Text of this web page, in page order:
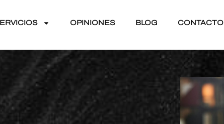
OPINIONES BLOG CONTACTO